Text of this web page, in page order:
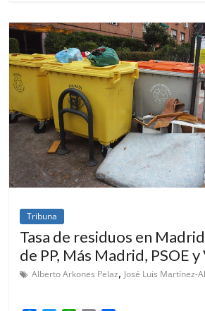
Tribuna
Tasa de residuos en
de PP, Más Madrid, PSOE y
Alberto Arkones Pelaz, José Luis Martínez-